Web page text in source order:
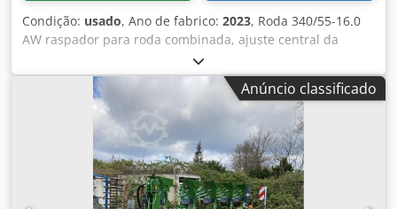
Condição: usado, Ano de fabrico: 2023, Roda 340/55-16.0
AW raspador para roda combinada, ajuste central da
pressão de liberação / corpo de arado STU 40 lâmina do
arado, ponta de arado HD 430, disco de corte dentado D
500, 1 unidade / dentado, preparação para iluminação /
Dksdpfxet Eay Es An Eor
Anúncio classificado